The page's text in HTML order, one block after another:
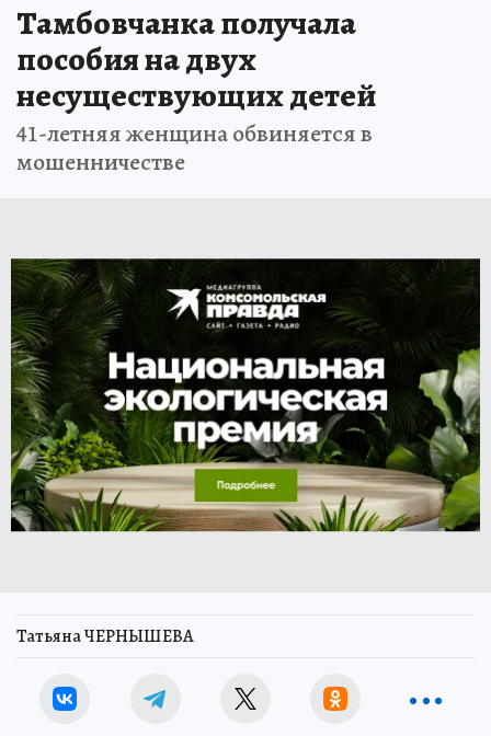
Тамбовчанка получала
пособия на двух
несуществующих детей
41-летняя женщина обвиняется в
мошенничестве
Татьяна ЧЕРНЫШЕВА